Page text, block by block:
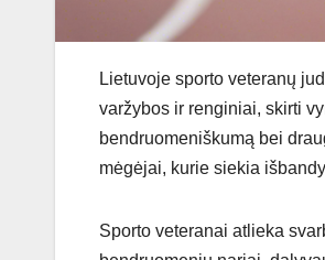
Lietuvoje sporto veteranų
varžybos ir renginiai, skirti
bendruomeniškumą bei
mėgėjai, kurie siekia
Sporto veteranai atlieka